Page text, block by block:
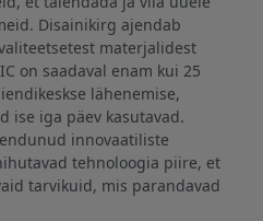
Disainikirg ajendab
materjalidest
on saadaval enam kui 25
lähenemise,
ise iga päev kasutavad.
innovaatiliste
tehnoloogia piire, et
tarvikuid, mis parandavad